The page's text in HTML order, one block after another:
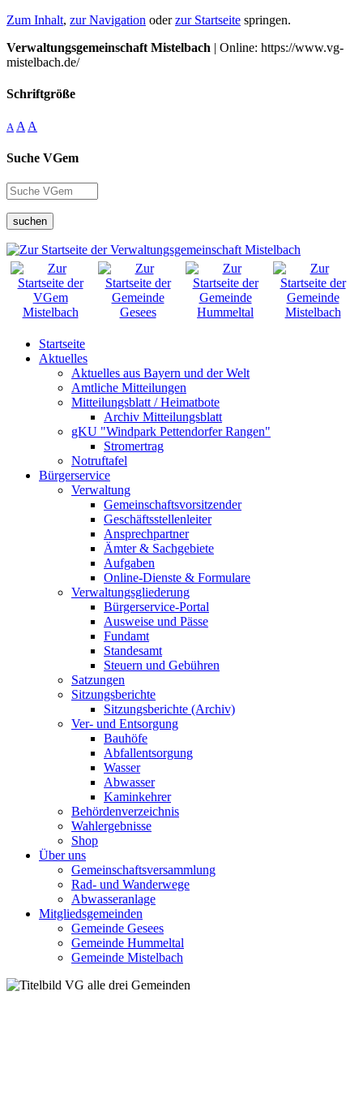
Zum Inhalt, zur Navigation oderzur Startseite springen.
Verwaltungsgemeinschaft Mistelbach | Online: https://www.vg-
mistelbach.de/
Schriftgröße
A A A
Suche VGem
suchen
Startseite
Aktuelles
Aktuelles aus Bayern und der Welt
Amtliche Mitteilungen
Mitteilungsblatt / Heimatbote
Archiv Mitteilungsblatt
gKU "Windpark Pettendorfer Rangen"
Stromertrag
Notruftafel
Bürgerservice
Verwaltung
Gemeinschaftsvorsitzender
Geschäftsstellenleiter
Ansprechpartner
Ämter & Sachgebiete
Aufgaben
Online-Dienste & Formulare
Verwaltungsgliederung
Bürgerservice-Portal
Ausweise und Pässe
Fundamt
Standesamt
Steuern und Gebühren
Satzungen
Sitzungsberichte
Sitzungsberichte (Archiv)
Ver- und Entsorgung
Bauhöfe
Abfallentsorgung
Wasser
Abwasser
Kaminkehrer
Behördenverzeichnis
Wahlergebnisse
Shop
Über uns
Gemeinschaftsversammlung
Rad- und Wanderwege
Abwasseranlage
Mitgliedsgemeinden
Gemeinde Gesees
Gemeinde Hummeltal
Gemeinde Mistelbach